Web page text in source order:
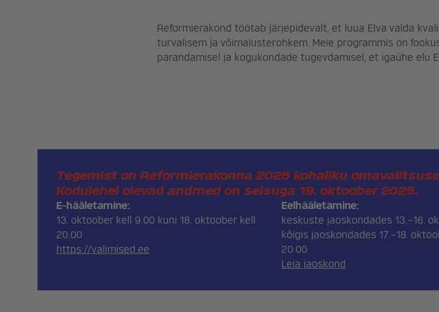
Reformierakond töötab järjepidevalt, et luua Elva valda
turvalisem ja võimalusterohkem. Meie programmis on
parandamisel ja kogukondade tugevdamisel, et igaühe elu
Tegemist on Reformierakonna 2025 kohaliku
Kodulehel olevad andmed on seisuga 19. oktoober 2025.
E-hääletamine:
13. oktoober kell 9.00 kuni 18. oktoober kell
20.00
https://valimised.ee
Eelhääletamine:
keskuste jaoskondades 13.–16.
kõigis jaoskondades 17.–18.
20.00
Leia jaoskond